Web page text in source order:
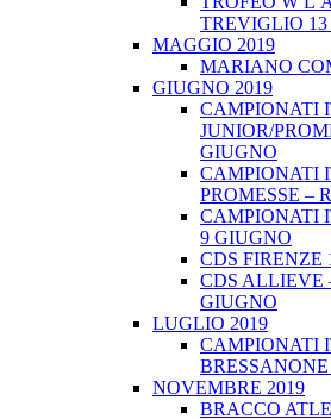
TREVIGLIO 13
MAGGIO 2019
MARIANO
GIUGNO 2019
CAMPIONATI
JUNIOR/
GIUGNO
CAMPIONATI
PROMESSE –
CAMPIONATI
9 GIUGNO
CDS FIRENZE
CDS ALLIEVE
GIUGNO
LUGLIO 2019
CAMPIONATI
NOVEMBRE 2019
BRACCO